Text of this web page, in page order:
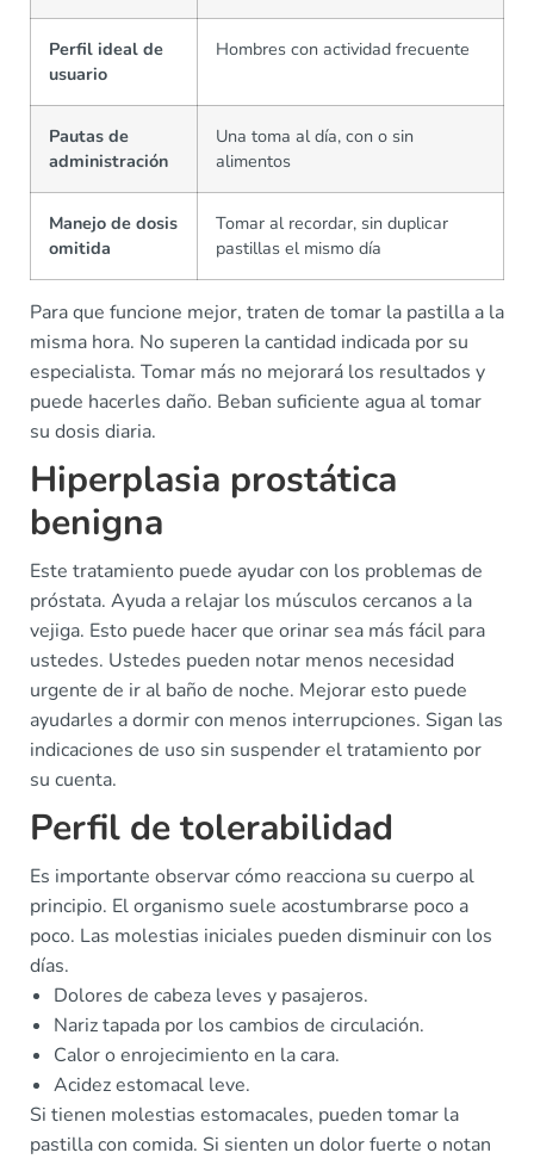
Perfil ideal de
usuario
Hombres con actividad frecuente
Pautas de
administración
Una toma al día, con o sin
alimentos
Manejo de dosis
omitida
Tomar al recordar, sin duplicar
pastillas el mismo día
Para que funcione mejor, traten de tomar la pastilla a la
misma hora. No superen la cantidad indicada por su
especialista. Tomar más no mejorará los resultados y
puede hacerles daño. Beban suficiente agua al tomar
su dosis diaria.
Hiperplasia prostática
benigna
Este tratamiento puede ayudar con los problemas de
próstata. Ayuda a relajar los músculos cercanos a la
vejiga. Esto puede hacer que orinar sea más fácil para
ustedes. Ustedes pueden notar menos necesidad
urgente de ir al baño de noche. Mejorar esto puede
ayudarles a dormir con menos interrupciones. Sigan las
indicaciones de uso sin suspender el tratamiento por
su cuenta.
Perfil de tolerabilidad
Es importante observar cómo reacciona su cuerpo al
principio. El organismo suele acostumbrarse poco a
poco. Las molestias iniciales pueden disminuir con los
días.
Dolores de cabeza leves y pasajeros.
Nariz tapada por los cambios de circulación.
Calor o enrojecimiento en la cara.
Acidez estomacal leve.
Si tienen molestias estomacales, pueden tomar la
pastilla con comida. Si sienten un dolor fuerte o notan